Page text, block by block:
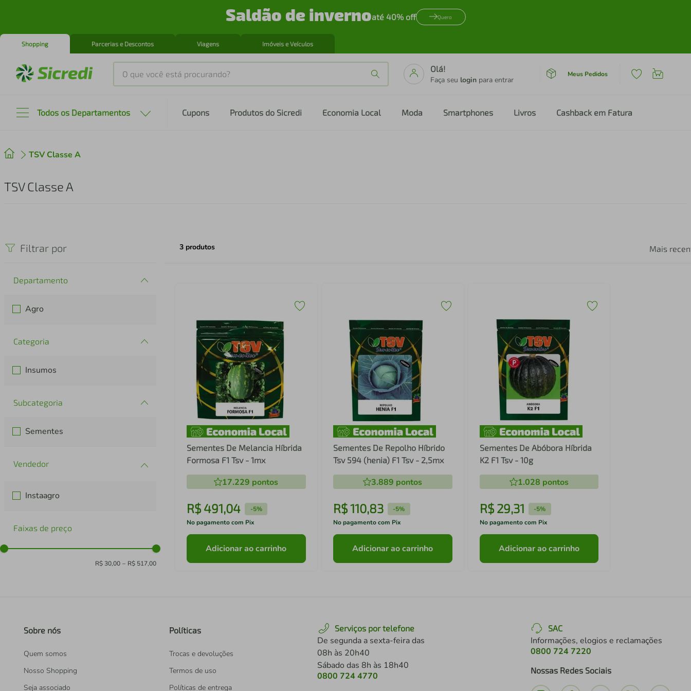
Saldão de invernoaté 40% off Quero
Shopping Parcerias e Descontos Viagens Imóveis e Veículos
O que você está procurando?
Olá!
Faça seu login para entrar
Meus Pedidos
Todos os Departamentos Cupons Produtos do Sicredi Economia Local Moda Smartphones Livros Cashback em Fatura
TSV Classe A
TSV Classe A
Filtrar por
Departamento
Agro
Categoria
Insumos
Subcategoria
Sementes
Instaagro
Faixas de preço
R$ 30,00 – R$ 517,00
3 produtos Mais
Sementes De Melancia Híbrida
Formosa F1 Tsv - 1mx
17.229 pontos
R$ 491,04 -5%
No pagamento com Pix
Adicionar ao carrinho
Sementes De Repolho Híbrido
Tsv 594 (henia) F1 Tsv - 2,5mx
3.889 pontos
R$110,83 -5%
No pagamento com Pix
Adicionar ao carrinho
Sementes De Abóbora Híbrida
K2 F1 Tsv - 10g
1.028 pontos
R$ 29,31 -5%
No pagamento com Pix
Adicionar ao carrinho
Sobre nós
Quem somos
Nosso Shopping
Seja associado
Políticas
Trocas e devoluções
Termos de uso
Políticas de entrega
Serviços por telefone
De segunda a sexta-feira das
08h às 20h40
Sábado das 8h às 18h40
0800 724 4770
SAC
Informações, elogios e reclamações
0800 724 7220
Nossas Redes Sociais